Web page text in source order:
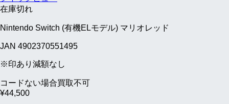
在庫切れ
Nintendo Switch (有機ELモデル) マリオレッド
JAN 4902370551495
※印あり減額なし
コードない場合買取不可
¥44,500